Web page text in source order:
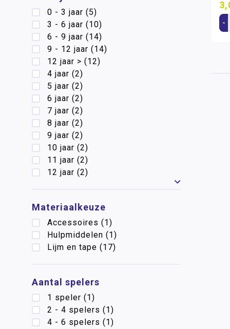
0 - 3 jaar (5)
3 - 6 jaar (10)
6 - 9 jaar (14)
9 - 12 jaar (14)
12 jaar > (12)
4 jaar (2)
5 jaar (2)
6 jaar (2)
7 jaar (2)
8 jaar (2)
9 jaar (2)
10 jaar (2)
11 jaar (2)
12 jaar (2)
Materiaalkeuze
Accessoires (1)
Hulpmiddelen (1)
Lijm en tape (17)
Aantal spelers
1 speler (1)
2 - 4 spelers (1)
4 - 6 spelers (1)
-